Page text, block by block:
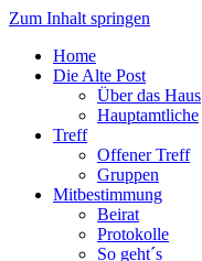
Zum Inhalt springen
Home
Die Alte Post
Über das Haus
Hauptamtliche
Treff
Offener Treff
Gruppen
Mitbestimmung
Beirat
Protokolle
So geht´s